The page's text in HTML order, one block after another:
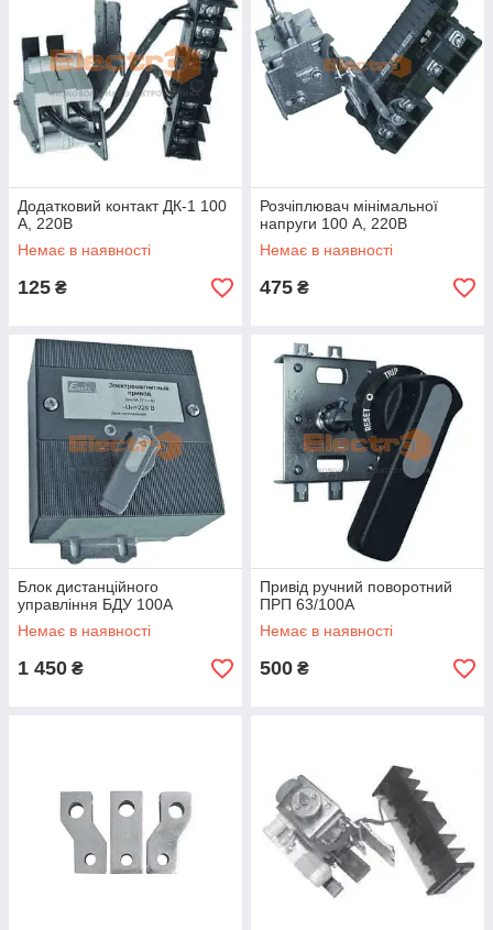
Додатковий контакт ДК-1 100
А, 220В
Немає в наявності
125 ₴
Розчіплювач мінімальної
напруги 100 А, 220В
Немає в наявності
475 ₴
Блок дистанційного
управління БДУ 100А
Немає в наявності
1 450 ₴
Привід ручний поворотний
ПРП 63/100А
Немає в наявності
500 ₴